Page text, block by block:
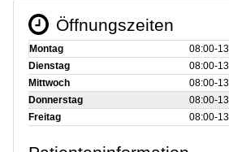
Öffnungszeiten
Montag
Dienstag
Mittwoch
Donnerstag
Freitag